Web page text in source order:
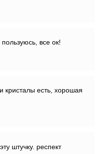
все ок!
кристалы есть, хорошая
штучку. респект